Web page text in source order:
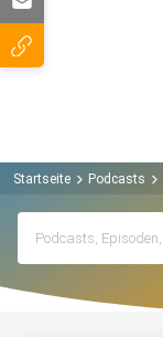
Startseite Podcasts